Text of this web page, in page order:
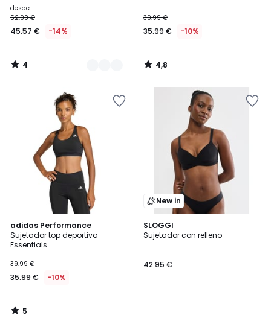
desde
52.99 €
45.57 € -14%
4
/
39.99 €
35.99 € -10%
4,8
/
adidas Performance
Sujetador top deportivo
Essentials
39.99 €
35.99 € -10%
5
/
5
5
/
New in
SLOGGI
Sujetador con relleno
42.95 €